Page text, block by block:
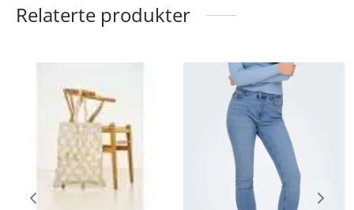
Relaterte produkter